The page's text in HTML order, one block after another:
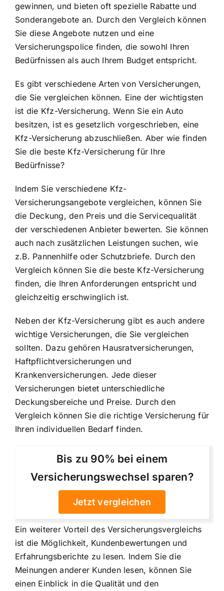
gewinnen, und bieten oft spezielle Rabatte und
Sonderangebote an. Durch den Vergleich können
Sie diese Angebote nutzen und eine
Versicherungspolice finden, die sowohl Ihren
Bedürfnissen als auch Ihrem Budget entspricht.
Es gibt verschiedene Arten von Versicherungen,
die Sie vergleichen können. Eine der wichtigsten
ist die Kfz-Versicherung. Wenn Sie ein Auto
besitzen, ist es gesetzlich vorgeschrieben, eine
Kfz-Versicherung abzuschließen. Aber wie finden
Sie die beste Kfz-Versicherung für Ihre
Bedürfnisse?
Indem Sie verschiedene Kfz-
Versicherungsangebote vergleichen, können Sie
die Deckung, den Preis und die Servicequalität
der verschiedenen Anbieter bewerten. Sie können
auch nach zusätzlichen Leistungen suchen, wie
z.B. Pannenhilfe oder Schutzbriefe. Durch den
Vergleich können Sie die beste Kfz-Versicherung
finden, die Ihren Anforderungen entspricht und
gleichzeitig erschwinglich ist.
Neben der Kfz-Versicherung gibt es auch andere
wichtige Versicherungen, die Sie vergleichen
sollten. Dazu gehören Hausratversicherungen,
Haftpflichtversicherungen und
Krankenversicherungen. Jede dieser
Versicherungen bietet unterschiedliche
Deckungsbereiche und Preise. Durch den
Vergleich können Sie die richtige Versicherung für
Ihren individuellen Bedarf finden.
Bis zu 90% bei einem
Versicherungswechsel sparen?
Jetzt vergleichen
Ein weiterer Vorteil des Versicherungsvergleichs
ist die Möglichkeit, Kundenbewertungen und
Erfahrungsberichte zu lesen. Indem Sie die
Meinungen anderer Kunden lesen, können Sie
einen Einblick in die Qualität und den